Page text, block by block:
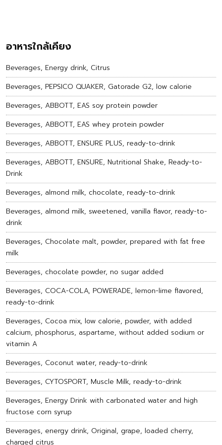
อาหารใกล้เคียง
Beverages, Energy drink, Citrus
Beverages, PEPSICO QUAKER, Gatorade G2, low calorie
Beverages, ABBOTT, EAS soy protein powder
Beverages, ABBOTT, EAS whey protein powder
Beverages, ABBOTT, ENSURE PLUS, ready-to-drink
Beverages, ABBOTT, ENSURE, Nutritional Shake, Ready-to-
Drink
Beverages, almond milk, chocolate, ready-to-drink
Beverages, almond milk, sweetened, vanilla flavor, ready-to-
drink
Beverages, Chocolate malt, powder, prepared with fat free
milk
Beverages, chocolate powder, no sugar added
Beverages, COCA-COLA, POWERADE, lemon-lime flavored,
ready-to-drink
Beverages, Cocoa mix, low calorie, powder, with added
calcium, phosphorus, aspartame, without added sodium or
vitamin A
Beverages, Coconut water, ready-to-drink
Beverages, CYTOSPORT, Muscle Milk, ready-to-drink
Beverages, Energy Drink with carbonated water and high
fructose corn syrup
Beverages, energy drink, Original, grape, loaded cherry,
charged citrus